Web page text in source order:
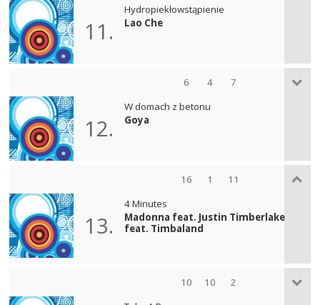
11.
Hydropiekłowstąpienie
Lao Che
6 4 7
12.
W domach z betonu
Goya
16 1 11
13.
4 Minutes
Madonna feat. Justin Timberlake
feat. Timbaland
10 10 2